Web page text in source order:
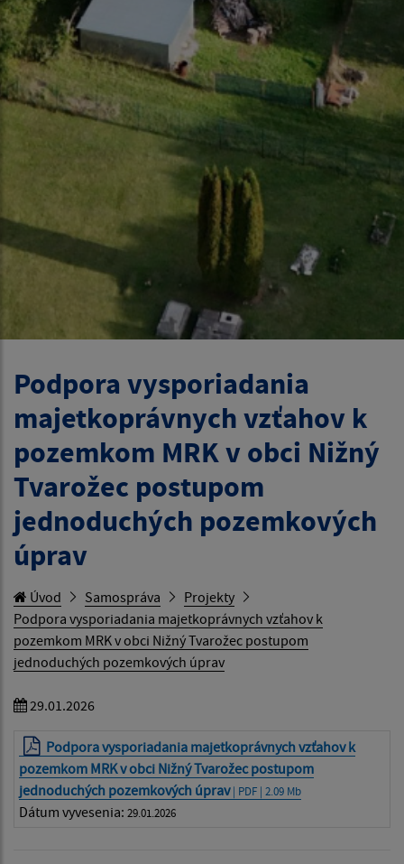
Podpora vysporiadania
majetkoprávnych vzťahov k
pozemkom MRK v obci Nižný
Tvarožec postupom
jednoduchých pozemkových
úprav
Úvod Samospráva
Projekty
Podpora vysporiadania majetkoprávnych vzťahov k
pozemkom MRK v obci Nižný Tvarožec postupom
jednoduchých pozemkových úprav
29.01.2026
Podpora vysporiadania majetkoprávnych vzťahov k
pozemkom MRK v obci Nižný Tvarožec postupom
jednoduchých pozemkových úprav| PDF | 2.09 Mb
Dátum vyvesenia: 29.01.2026